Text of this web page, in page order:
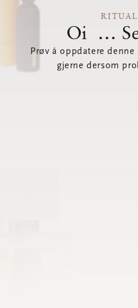
Oi …
Prøv å oppdatere
gjerne dersom